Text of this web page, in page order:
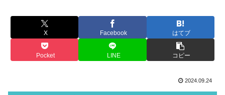
X Facebook はてブ
Pocket LINE コピー
2024.09.24